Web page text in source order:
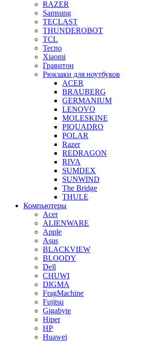
RAZER
Samsung
TECLAST
THUNDEROBOT
TCL
Tecno
Xiaomi
Гравитон
Рюкзаки для ноутбуков
ACER
BRAUBERG
GERMANIUM
LENOVO
MOLESKINE
PIQUADRO
POLAR
Razer
REDRAGON
RIVA
SUMDEX
SUNWIND
The Bridge
THULE
Компьютеры
Acer
ALIENWARE
Apple
Asus
BLACKVIEW
BLOODY
Dell
CHUWI
DIGMA
FragMachine
Fujitsu
Gigabyte
Hiper
HP
Huawei